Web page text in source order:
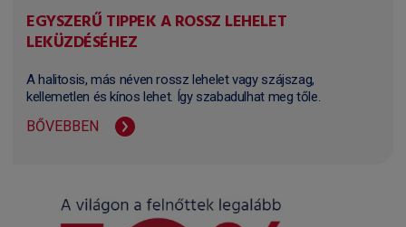
EGYSZERŰ TIPPEK A ROSSZ LEHELET
LEKÜZDÉSÉHEZ
A halitosis, más néven rossz lehelet vagy szájszag,
kellemetlen és kínos lehet. Így szabadulhat meg tőle.
BŐVEBBEN